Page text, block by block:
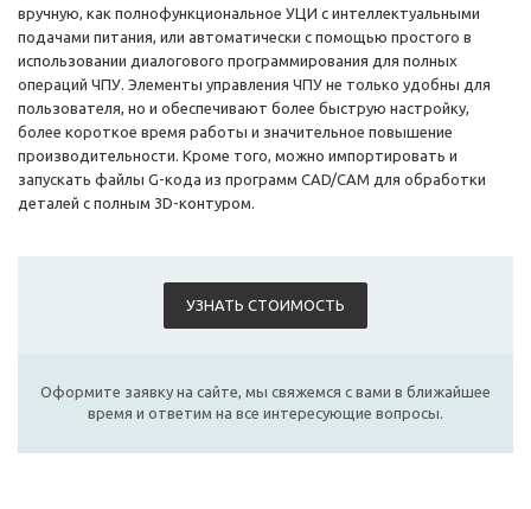
вручную, как полнофункциональное УЦИ с интеллектуальными
подачами питания, или автоматически с помощью простого в
использовании диалогового программирования для полных
операций ЧПУ. Элементы управления ЧПУ не только удобны для
пользователя, но и обеспечивают более быструю настройку,
более короткое время работы и значительное повышение
производительности. Кроме того, можно импортировать и
запускать файлы G-кода из программ CAD/CAM для обработки
деталей с полным 3D-контуром.
УЗНАТЬ СТОИМОСТЬ
Оформите заявку на сайте, мы свяжемся с вами в ближайшее
время и ответим на все интересующие вопросы.